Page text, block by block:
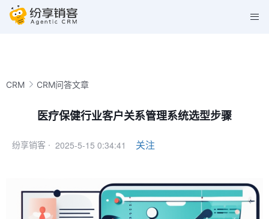
CRM CRM问答文章
医疗保健行业客户关系管理系统选型步骤
纷享销客 · 2025-5-15 0:34:41 关注